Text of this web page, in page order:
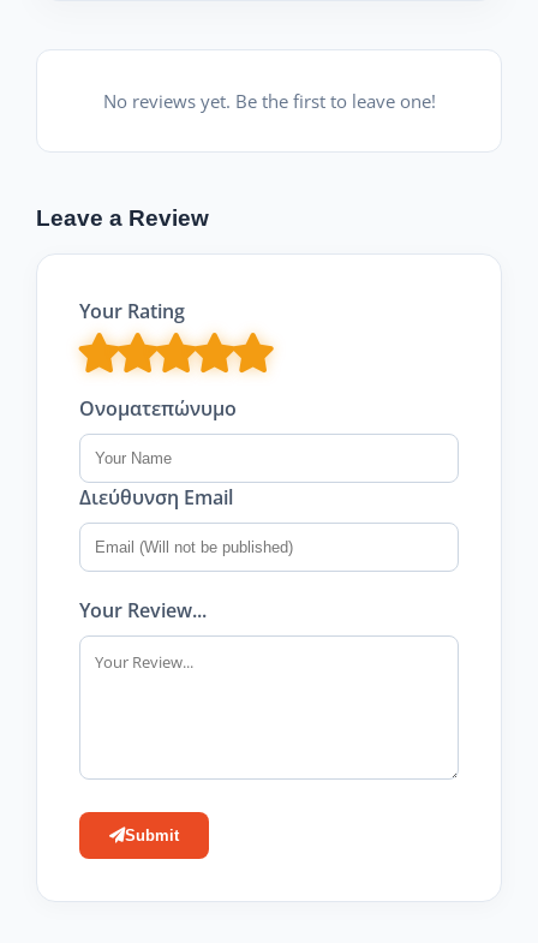
No reviews yet. Be the first to leave one!
Leave a Review
Your Rating
Ονοματεπώνυμο
Διεύθυνση Email
Your Review...
Submit